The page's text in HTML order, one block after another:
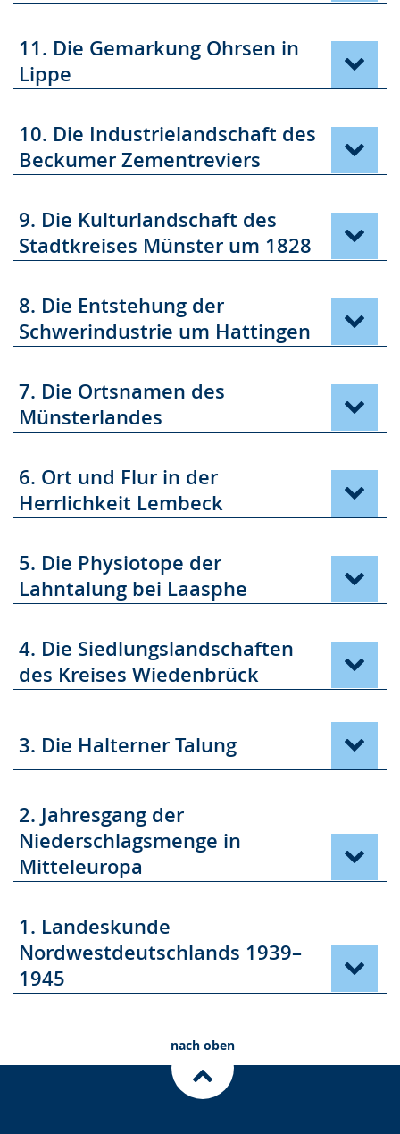
11. Die Gemarkung Ohrsen in
Lippe
10. Die Industrielandschaft des
Beckumer Zementreviers
9. Die Kulturlandschaft des
Stadtkreises Münster um 1828
8. Die Entstehung der
Schwerindustrie um Hattingen
7. Die Ortsnamen des
Münsterlandes
6. Ort und Flur in der
Herrlichkeit Lembeck
5. Die Physiotope der
Lahntalung bei Laasphe
4. Die Siedlungslandschaften
des Kreises Wiedenbrück
3. Die Halterner Talung
2. Jahresgang der
Niederschlagsmenge in
Mitteleuropa
1. Landeskunde
Nordwestdeutschlands 1939–
1945
nach oben